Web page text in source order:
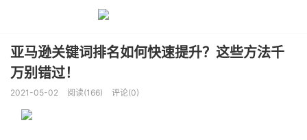
亚马逊关键词排名如何快速提升？这些方法千
万别错过！
2021-05-02 阅读(166) 评论(0)